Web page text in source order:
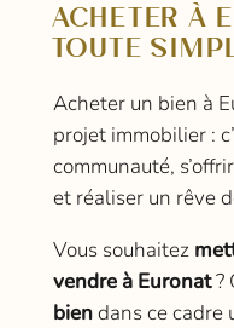
ACHETER À
TOUTE
Acheter un bien à
projet immobilier :
communauté,
et réaliser un rêve
Vous souhaitez
vendre à Euronat?
biendans ce cadre